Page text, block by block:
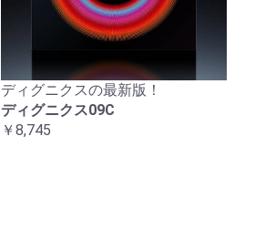
ディグニクスの最新版！
ディグニクス09C
￥8,745